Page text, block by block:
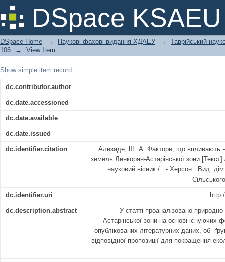
DSpace KSAEU
Фактори, що впливають на
Астарінської зони
DSpace Home → Наукові фахові видання ХДАЕУ →
Таврійський
106
→ View Item
Show simple item record
dc.contributor.author
dc.date.accessioned
dc.date.available
dc.date.issued
dc.identifier.citation
Ализаде, Ш. А. Фактори, що впливають
земель Ленкоран-Астарінської зони
науковий вісник / . - Херсон : Вид.
dc.identifier.uri
dc.description.abstract
У статті проаналізовано
Астарінської зони на основі існуючих
опублікованих літературних даних, об-
відповідної пропозиції для покращення